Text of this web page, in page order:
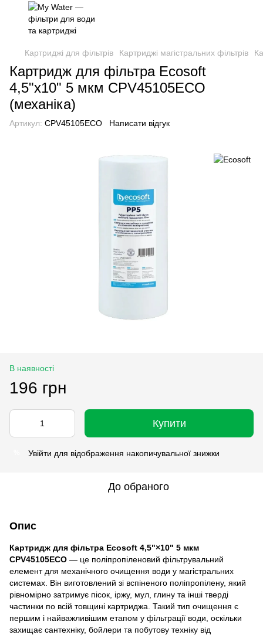
Картриджі для фільтрів Картриджі магістральних фільтрів
Картридж для фільтра Ecosoft
4,5"x10" 5 мкм CPV45105ECO
(механіка)
Артикул: CPV45105ECO Написати відгук
В наявності
196 грн
Купити
Увійти для відображення накопичувальної знижки
До обраного
Опис
Картридж для фільтра Ecosoft 4,5"×10" 5 мкм
CPV45105ECO — це поліпропіленовий фільтрувальний
елемент для механічного очищення води у магістральних
системах. Він виготовлений зі вспіненого поліпропілену, який
рівномірно затримує пісок, іржу, мул, глину та інші тверді
частинки по всій товщині картриджа. Такий тип очищення є
першим і найважливішим етапом у фільтрації води, оскільки
захищає сантехніку, бойлери та побутову техніку від